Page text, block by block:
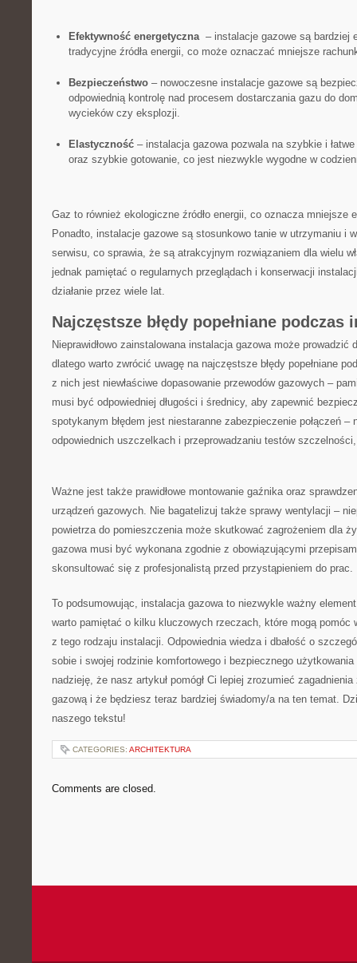
Efektywność energetyczna – instalacje gazowe ⁤są bardziej
tradycyjne źródła energii, co może oznaczać ⁣mniejsze
Bezpieczeństwo– nowoczesne instalacje gazowe są‍
odpowiednią​ kontrolę⁤ nad⁣ procesem dostarczania gazu do
wycieków​ czy eksplozji.
Elastyczność– instalacja gazowa pozwala na szybkie i
oraz szybkie gotowanie, co​ jest niezwykle‍ wygodne ‌w
Gaz to również ekologiczne ⁣źródło‍ energii, co oznacza mniejsze
Ponadto, instalacje gazowe są stosunkowo tanie w utrzymaniu⁢ i
serwisu, co sprawia, że są atrakcyjnym rozwiązaniem dla wielu
jednak pamiętać o regularnych przeglądach i konserwacji
działanie przez wiele lat.
Najczęstsze ‍błędy popełniane
Nieprawidłowo zainstalowana⁤ instalacja gazowa może prowadzić
⁤dlatego warto zwrócić⁢ uwagę ⁣na najczęstsze⁤ błędy⁢ popełniane⁣
z nich jest niewłaściwe dopasowanie przewodów gazowych –
musi ‍być ‍odpowiedniej długości i średnicy, ⁣aby zapewnić
spotykanym błędem jest niestaranne zabezpieczenie połączeń –
odpowiednich uszczelkach i przeprowadzaniu testów
Ważne jest także prawidłowe montowanie gaźnika‍ oraz
urządzeń gazowych.​ Nie bagatelizuj także sprawy wentylacji –
powietrza do pomieszczenia‌ może skutkować ⁤zagrożeniem dla
gazowa musi być wykonana ⁤zgodnie z obowiązującymi
skonsultować się z profesjonalistą przed⁢ przystąpieniem ‍do prac.
To podsumowując, instalacja ⁢gazowa to niezwykle⁤ ważny
warto pamiętać o⁣ kilku kluczowych rzeczach, ‌które ⁢mogą pomóc
z tego rodzaju instalacji. Odpowiednia wiedza‌ i ⁣dbałość o
sobie i swojej rodzinie‌ komfortowego i bezpiecznego
nadzieję, że ​nasz artykuł pomógł ​Ci lepiej zrozumieć⁤
gazową i ‍że będziesz teraz bardziej‌ świadomy/a na ten temat.⁤
naszego tekstu!
CATEGORIES: ARCHITEKTURA
Comments are closed.